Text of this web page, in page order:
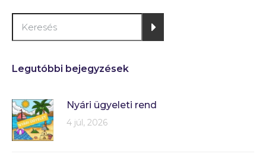
Legutóbbi bejegyzések
Nyári ügyeleti rend
4 júl, 2026